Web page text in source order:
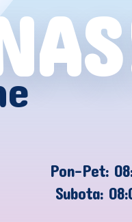
Pon-Pet:
Subota: